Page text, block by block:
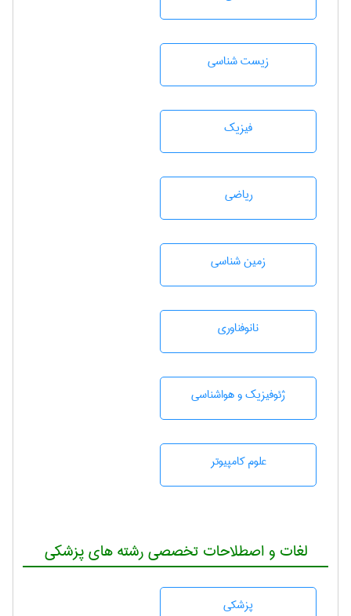
زيست شناسی
فیزیک
رياضی
زمين شناسی
نانوفناوری
ژئوفيزيك و هواشناسی
علوم کامپیوتر
لغات و اصطلاحات تخصصی رشته های پزشکی
پزشكی